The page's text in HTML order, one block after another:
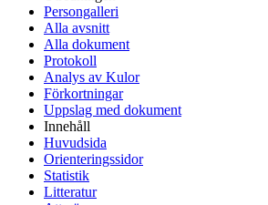
Persongalleri
Alla avsnitt
Alla dokument
Protokoll
Analys av Kulor
Förkortningar
Uppslag med dokument
Innehåll
Huvudsida
Orienteringssidor
Statistik
Litteratur